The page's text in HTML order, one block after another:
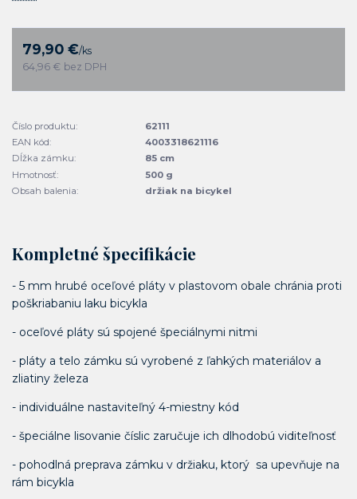
79,90 €/ks
64,96 € bez DPH
Číslo produktu:
62111
EAN kód:
4003318621116
Dĺžka zámku:
85 cm
Hmotnosť:
500 g
Obsah balenia:
držiak na bicykel
Kompletné špecifikácie
- 5 mm hrubé oceľové pláty v plastovom obale chránia proti
poškriabaniu laku bicykla
- oceľové pláty sú spojené špeciálnymi nitmi
- pláty a telo zámku sú vyrobené z ľahkých materiálov a
zliatiny železa
- individuálne nastaviteľný 4-miestny kód
- špeciálne lisovanie číslic zaručuje ich dlhodobú viditeľnosť
- pohodlná preprava zámku v držiaku, ktorý sa upevňuje na
rám bicykla